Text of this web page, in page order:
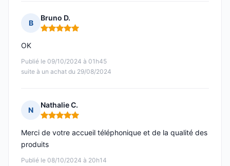
B
Bruno D.
Note : 5 sur 5
Publié le 09/10/2024 à 01h45
suite à un achat du 29/08/2024
OK
N
Nathalie C.
Note : 5 sur 5
Publié le 08/10/2024 à 20h14
Merci de votre accueil téléphonique et de la qualité des
produits